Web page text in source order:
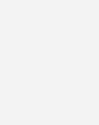
im Mittelpunkt,
Energieeffizienz und
mit neuen
Duschrinnen und
vor. Gründer
Das